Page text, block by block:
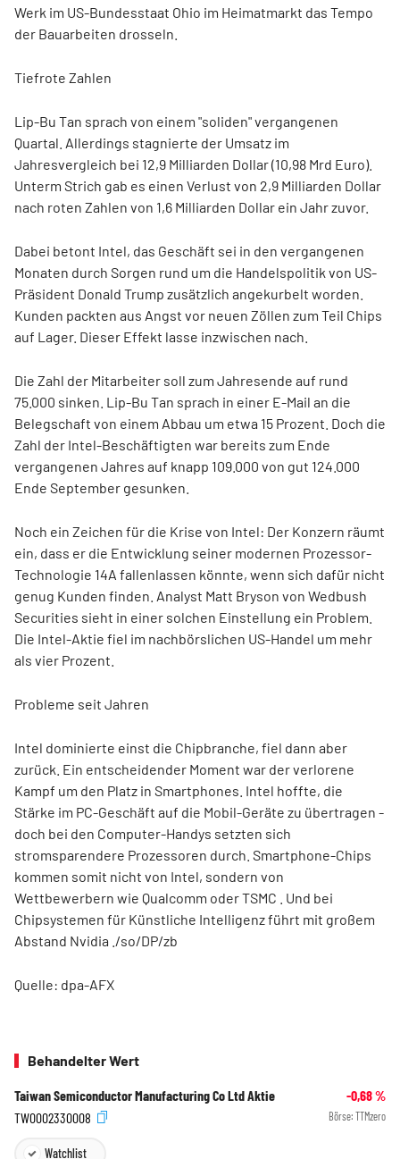
Werk im US-Bundesstaat Ohio im Heimatmarkt das Tempo
der Bauarbeiten drosseln.
Tiefrote Zahlen
Lip-Bu Tan sprach von einem "soliden" vergangenen
Quartal. Allerdings stagnierte der Umsatz im
Jahresvergleich bei 12,9 Milliarden Dollar (10,98 Mrd Euro).
Unterm Strich gab es einen Verlust von 2,9 Milliarden Dollar
nach roten Zahlen von 1,6 Milliarden Dollar ein Jahr zuvor.
Dabei betont Intel, das Geschäft sei in den vergangenen
Monaten durch Sorgen rund um die Handelspolitik von US-
Präsident Donald Trump zusätzlich angekurbelt worden.
Kunden packten aus Angst vor neuen Zöllen zum Teil Chips
auf Lager. Dieser Effekt lasse inzwischen nach.
Die Zahl der Mitarbeiter soll zum Jahresende auf rund
75.000 sinken. Lip-Bu Tan sprach in einer E-Mail an die
Belegschaft von einem Abbau um etwa 15 Prozent. Doch die
Zahl der Intel-Beschäftigten war bereits zum Ende
vergangenen Jahres auf knapp 109.000 von gut 124.000
Ende September gesunken.
Noch ein Zeichen für die Krise von Intel: Der Konzern räumt
ein, dass er die Entwicklung seiner modernen Prozessor-
Technologie 14A fallenlassen könnte, wenn sich dafür nicht
genug Kunden finden. Analyst Matt Bryson von Wedbush
Securities sieht in einer solchen Einstellung ein Problem.
Die Intel-Aktie fiel im nachbörslichen US-Handel um mehr
als vier Prozent.
Probleme seit Jahren
Intel dominierte einst die Chipbranche, fiel dann aber
zurück. Ein entscheidender Moment war der verlorene
Kampf um den Platz in Smartphones. Intel hoffte, die
Stärke im PC-Geschäft auf die Mobil-Geräte zu übertragen -
doch bei den Computer-Handys setzten sich
stromsparendere Prozessoren durch. Smartphone-Chips
kommen somit nicht von Intel, sondern von
Wettbewerbern wie Qualcomm oder TSMC
. Und bei
Chipsystemen für Künstliche Intelligenz führt mit großem
Abstand Nvidia ./so/DP/zb
Quelle: dpa-AFX
Behandelter Wert
Taiwan Semiconductor Manufacturing Co Ltd Aktie -0,68%
TW0002330008
Börse: TTMzero
Watchlist